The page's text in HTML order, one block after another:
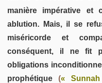
manière impérative et
ablution. Mais, il se
miséricorde et
conséquent, il ne fit
obligations
prophétique («